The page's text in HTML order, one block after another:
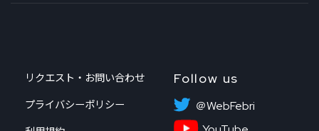
リクエスト・お問い合わせ
プライバシーポリシー
Follow us
＠WebFebri